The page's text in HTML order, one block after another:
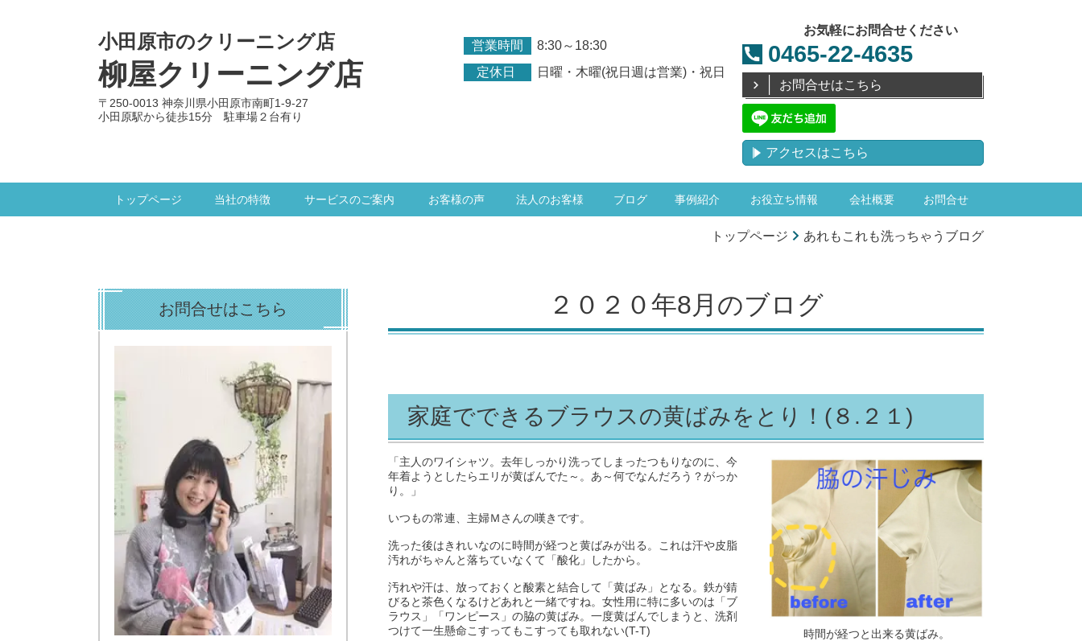
小田原市のクリーニング店
柳屋クリーニング店
〒250-0013 神奈川県小田原市南町1-9-27
小田原駅から徒歩15分 駐車場２台有り
営業時間
8:30～18:30
定休日
日曜・木曜(祝日週は営業)・祝日
お気軽にお問合せください
0465-22-4635
お問合せはこちら
アクセスはこちら
トップページ 当社の特徴 サービスのご案内 お客様の声 法人のお客様 ブログ 事例紹介 お役立ち情報 会社概要 お問合せ
トップページ あれもこれも洗っちゃうブログ
２０２０年8月のブログ
家庭でできるブラウスの黄ばみをとり！(８.２１)
時間が経つと出来る黄ばみ。
「主人のワイシャツ。去年しっかり洗ってしまったつもりなのに、今
年着ようとしたらエリが黄ばんでた～。あ～何でなんだろう？がっか
り。」
いつもの常連、主婦Ｍさんの嘆きです。
洗った後はきれいなのに時間が経つと黄ばみが出る。これは汗や皮脂
汚れがちゃんと落ちていなくて「酸化」したから。
汚れや汗は、放っておくと酸素と結合して「黄ばみ」となる。鉄が錆
びると茶色くなるけどあれと一緒ですね。女性用に特に多いのは「ブ
ラウス」「ワンピース」の脇の黄ばみ。一度黄ばんでしまうと、洗剤
つけて一生懸命こすってもこすっても取れない(T-T)
お問合せはこちら